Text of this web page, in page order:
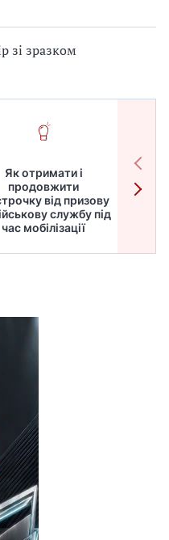
зі зразком
Як отримати і
продовжити
від призову
службу під
час мобілізації